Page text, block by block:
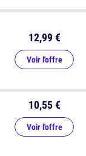
10,55 €
Voir l'offre
12,99 €
Voir l'offre